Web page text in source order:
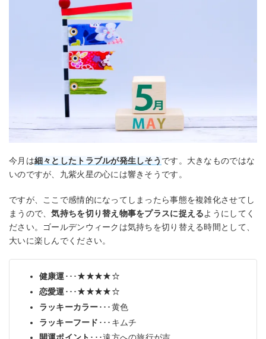
今月は細々としたトラブルが発生しそう です。大きなものではな
いのですが、九紫火星の心には響きそうです。
ですが、ここで感情的になってしまったら事態を複雑化させてし
まうので、気持ちを切り替え物事をプラスに捉えるようにしてく
ださい。ゴールデンウィークは気持ちを切り替える時間として、
大いに楽しんでください。
健康運･･･★★★★☆
恋愛運･･･★★★★☆
ラッキーカラー･･･黄色
ラッキーフード ･･･キムチ